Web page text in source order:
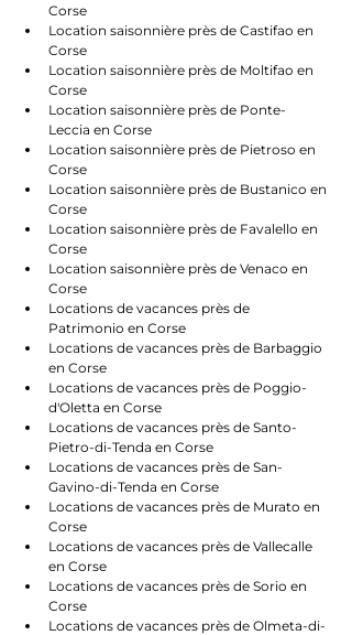
Corse
Location saisonnière près de Castifao en
Corse
Location saisonnière près de Moltifao en
Corse
Location saisonnière près de Ponte-
Leccia en Corse
Location saisonnière près de Pietroso en
Corse
Location saisonnière près de Bustanico en
Corse
Location saisonnière près de Favalello en
Corse
Location saisonnière près de Venaco en
Corse
Locations de vacances près de
Patrimonio en Corse
Locations de vacances près de Barbaggio
en Corse
Locations de vacances près de Poggio-
d'Oletta en Corse
Locations de vacances près de Santo-
Pietro-di-Tenda en Corse
Locations de vacances près de San-
Gavino-di-Tenda en Corse
Locations de vacances près de Murato en
Corse
Locations de vacances près de Vallecalle
en Corse
Locations de vacances près de Sorio en
Corse
Locations de vacances près de Olmeta-di-